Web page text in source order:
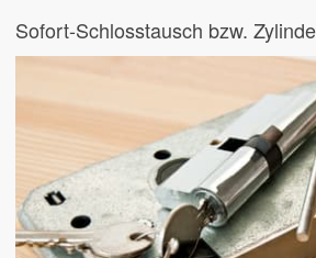
Sofort-Schlosstausch bzw.